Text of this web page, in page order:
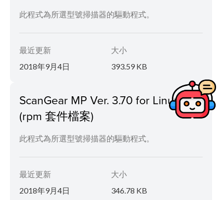
此程式為所選型號掃描器的驅動程式。
最近更新
2018年9月4日
大小
393.59 KB
ScanGear MP Ver. 3.70 for Linux
(rpm 套件檔案)
此程式為所選型號掃描器的驅動程式。
最近更新
2018年9月4日
大小
346.78 KB